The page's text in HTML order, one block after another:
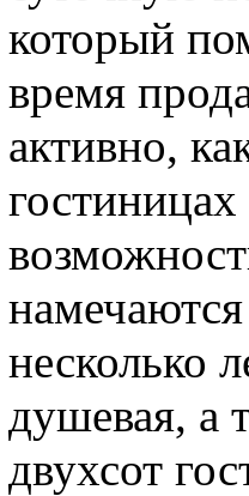
который
время
активно,
несколько
душевая, а
двухсот